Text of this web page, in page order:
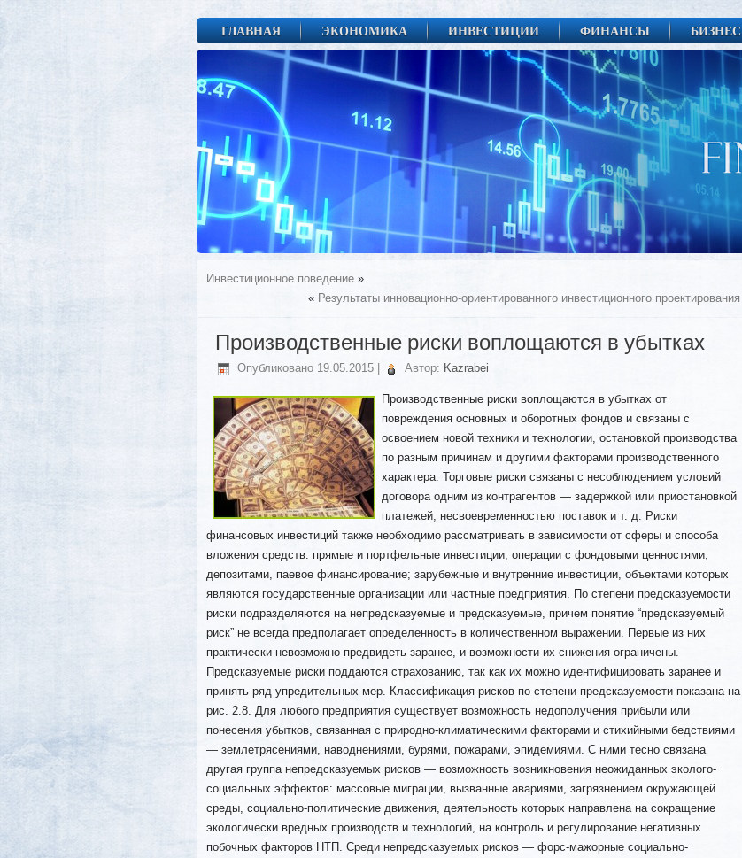
ГЛАВНАЯ ЭКОНОМИКА ИНВЕСТИЦИИ ФИНАНСЫ БИЗНЕС
Инвестиционное поведение »
« Результаты инновационно-ориентированного инвестиционного проектирования
Производственные риски воплощаются в убытках
Опубликовано 19.05.2015 Автор: Kazrabei
Производственные риски воплощаются в убытках от
повреждения основных и оборотных фондов и связаны с
освоением новой техники и технологии, остановкой производства
по разным причинам и другими факторами производственного
характера. Торговые риски связаны с несоблюдением условий
договора одним из контрагентов — задержкой или приостановкой
платежей, несвоевременностью поставок и т. д. Риски
финансовых инвестиций также необходимо рассматривать в зависимости от сферы и способа
вложения средств: прямые и портфельные инвестиции; операции с фондовыми ценностями,
депозитами, паевое финансирование; зарубежные и внутренние инвестиции, объектами которых
являются государственные организации или частные предприятия. По степени предсказуемости
риски подразделяются на непредсказуемые и предсказуемые, причем понятие “предсказуемый
риск” не всегда предполагает определенность в количественном выражении. Первые из них
практически невозможно предвидеть заранее, и возможности их снижения ограничены.
Предсказуемые риски поддаются страхованию, так как их можно идентифицировать заранее и
принять ряд упредительных мер. Классификация рисков по степени предсказуемости показана на
рис. 2.8. Для любого предприятия существует возможность недополучения прибыли или
понесения убытков, связанная с природно-климатическими факторами и стихийными бедствиями
— землетрясениями, наводнениями, бурями, пожарами, эпидемиями. С ними тесно связана
другая группа непредсказуемых рисков — возможность возникновения неожиданных эколого-
социальных эффектов: массовые миграции, вызванные авариями, загрязнением окружающей
среды, социально-политические движения, деятельность которых направлена на сокращение
экологически вредных производств и технологий, на контроль и регулирование негативных
побочных факторов НТП. Среди непредсказуемых рисков — форс-мажорные социально-